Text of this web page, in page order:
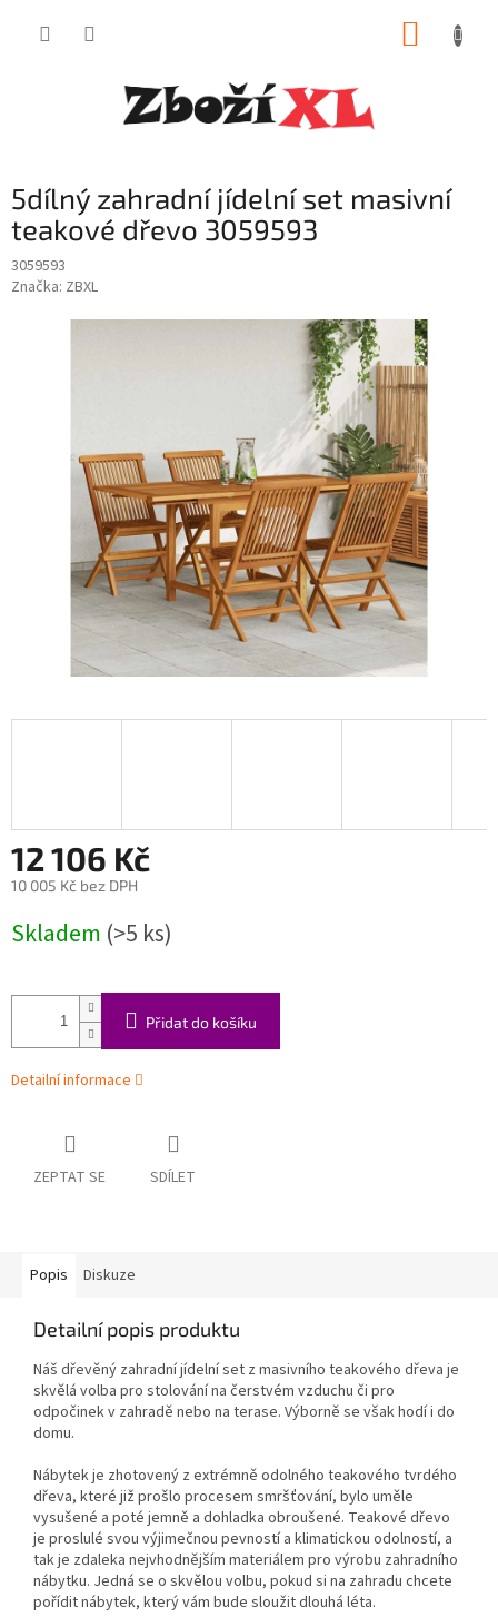
5dílný zahradní jídelní set masivní
teakové dřevo 3059593
3059593
Značka: ZBXL
12 106 Kč
10 005 Kč bez DPH
cena:
Skladem (>5 ks)
Přidat do košíku
Detailní informace
ZEPTAT SE SDÍLET
Popis Diskuze
Detailní popis produktu
Náš dřevěný zahradní jídelní set z masivního teakového dřeva je
skvělá volba pro stolování na čerstvém vzduchu či pro
odpočinek v zahradě nebo na terase. Výborně se však hodí i do
domu.
Nábytek je zhotovený z extrémně odolného teakového tvrdého
dřeva, které již prošlo procesem smršťování, bylo uměle
vysušené a poté jemně a dohladka obroušené. Teakové dřevo
je proslulé svou výjimečnou pevností a klimatickou odolností, a
tak je zdaleka nejvhodnějším materiálem pro výrobu zahradního
nábytku. Jedná se o skvělou volbu, pokud si na zahradu chcete
pořídit nábytek, který vám bude sloužit dlouhá léta.